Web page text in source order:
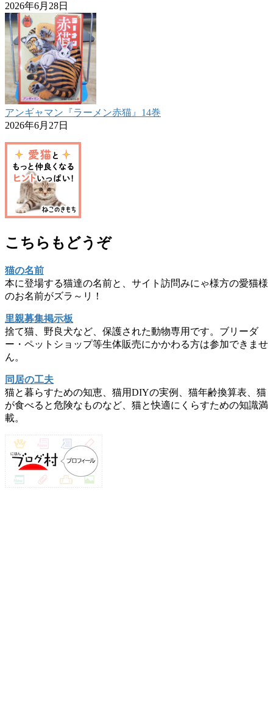
2026年6月28日
アンギャマン『ラーメン赤猫』14巻
2026年6月27日
こちらもどうぞ
猫の名前
本に登場する猫達の名前と、サイト訪問みにゃ様方の愛猫様
のお名前がズラ～リ！
里親募集掲示板
捨て猫、野良犬など、保護された動物専用です。ブリーダ
ー・ペットショップ等生体販売にかかわる方は参加できませ
ん。
同居の工夫
猫と暮らすための知恵、猫用DIYの実例、猫年齢換算表、猫
が食べると危険なものなど、猫と快適にくらすための知識満
載。